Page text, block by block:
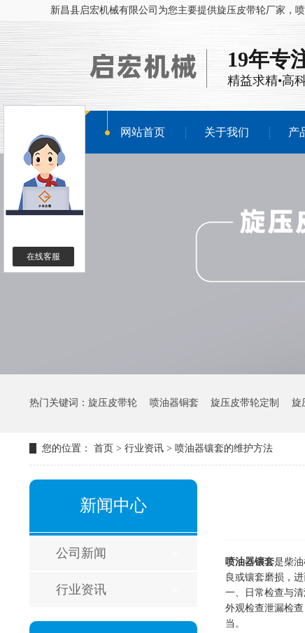
新昌县启宏机械有限公司为您主要提供旋压皮带轮厂家 ，
19年专
精益求精•高
网站首页 关于我们 产
热门关键词： 旋压皮带轮 喷油器铜套 旋压皮带轮定制 旋
您的位置： 首页 > 行业资讯 > 喷油器镶套的维护方法
新闻中心
公司新闻
行业资讯
喷油器镶套是柴
良或镶套磨损，
一、日常检查与
外观检查泄漏检
当。
在线客服